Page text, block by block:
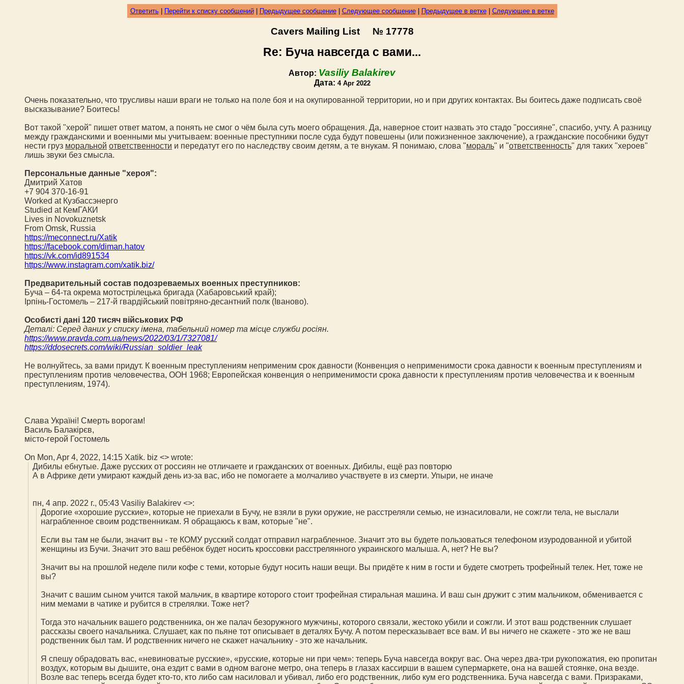
Ответить| Перейти к списку сообщений| Предыдущее сообщение| Следующее сообщение| Предыдущее в ветке| Следующее в ветке
Cavers Mailing List № 17778
Re: Буча навсегда с вами...
Автор: Vasiliy Balakirev
Дата: 4 Apr 2022
Очень показательно, что трусливы наши враги не только на поле боя и на окупированной территории, но и при других контактах. Вы боитесь даже подписать своё
высказывание? Боитесь!
Вот такой "херой" пишет ответ матом, а понять не смог о чём была суть моего обращения. Да, наверное стоит назвать это стадо "россияне", спасибо, учту. А разницу
между гражданскими и военными мы учитываем: военные преступники после суда будут повешены (или пожизненное заключение), а гражданские пособники будут
нести груз моральной ответственности и передатут его по наследству своим детям, а те внукам. Я понимаю, слова "мораль" и "ответственность" для таких "хероев"
лишь звуки без смысла.
Персональные данные "хероя":
Дмитрий Хатов
+7 904 370-16-91
Worked at Кузбассэнерго
Studied at КемГАКИ
Lives in Novokuznetsk
From Omsk, Russia
https://meconnect.ru/Xatik
https://facebook.com/diman.hatov
https://vk.com/id891534
https://www.instagram.com/xatik.biz/
Предварительный состав подозреваемых военных преступников:
Буча – 64-та окрема мотострілецька бригада (Хабаровський край);
Ірпінь-Гостомель – 217-й гвардійський повітряно-десантний полк (Іваново).
Особисті дані 120 тисяч військових РФ
Деталі: Серед даних у списку імена, табельний номер та місце служби росіян.
https://www.pravda.com.ua/news/2022/03/1/7327081/
https://ddosecrets.com/wiki/Russian_soldier_leak
Не волнуйтесь, за вами придут. К военным преступлениям неприменим срок давности (Конвенция о неприменимости срока давности к военным преступлениям и
преступлениям против человечества, ООН 1968; Eвропейская конвенция о неприменимости срока давности к преступлениям против человечества и к военным
преступлениям, 1974).
Слава Україні! Смерть ворогам!
Василь Балакірєв,
місто-герой Гостомель
On Mon, Apr 4, 2022, 14:15 Xatik. biz <> wrote:
Дибилы ебнутые. Даже русских от россиян не отличаете и гражданских от военных. Дибилы, ещё раз повторю
А в Африке дети умирают каждый день из-за вас, ибо не помогаете а молчаливо участвуете в из смерти. Упыри, не иначе
пн, 4 апр. 2022 г., 05:43 Vasiliy Balakirev <>:
Дорогие «хорошие русские», которые не приехали в Бучу, не взяли в руки оружие, не расстреляли семью, не изнасиловали, не сожгли тела, не выслали
награбленное своим родственникам. Я обращаюсь к вам, которые "не".
Если вы там не были, значит вы - те КОМУ русский солдат отправил награбленное. Значит это вы будете пользоваться телефоном изуродованной и убитой
женщины из Бучи. Значит это ваш ребёнок будет носить кроссовки расстрелянного украинского малыша. А, нет? Не вы?
Значит вы на прошлой неделе пили кофе с теми, которые будут носить наши вещи. Вы придёте к ним в гости и будете смотреть трофейный телек. Нет, тоже не
вы?
Значит с вашим сыном учится такой мальчик, в квартире которого стоит трофейная стиральная машина. И ваш сын дружит с этим мальчиком, обменивается с
ним мемами в чатике и рубится в стрелялки. Тоже нет?
Тогда это начальник вашего родственника, он же палач безоружного мужчины, которого связали, жестоко убили и сожгли. И этот ваш родственник слушает
рассказы своего начальника. Слушает, как по пьяне тот описывает в деталях Бучу. А потом пересказывает все вам. И вы ничего не скажете - это же не ваш
родственник был там. И родственник ничего не скажет начальнику - это же начальник.
Я спешу обрадовать вас, «невиноватые русские», «русские, которые ни при чем»: теперь Буча навсегда вокруг вас. Она через два-три рукопожатия, ею пропитан
воздух, которым вы дышите, она ездит с вами в одном вагоне метро, она теперь в глазах кассирши в вашем супермаркете, она на вашей стоянке, она везде.
Возле вас теперь всегда будет кто-то, кто либо сам насиловал и убивал, либо его родственник, либо кум его родственника. Буча навсегда с вами. Призраками,